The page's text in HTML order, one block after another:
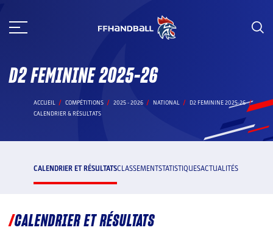
au
D2 FEMININE 2025-26
ACCUEIL COMPÉTITIONS 2025 - 2026 NATIONAL
D2 FEMININE 2025-26
CALENDRIER & RÉSULTATS
CALENDRIER ET RÉSULTATSCLASSEMENTSTATISTIQUESACTUALITÉS
CALENDRIER ET RÉSULTATS